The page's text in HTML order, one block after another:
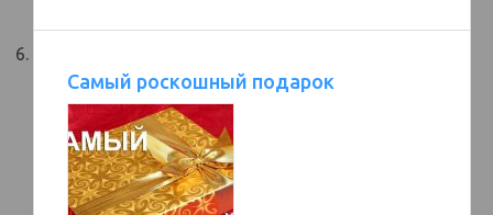
Самый роскошный подарок